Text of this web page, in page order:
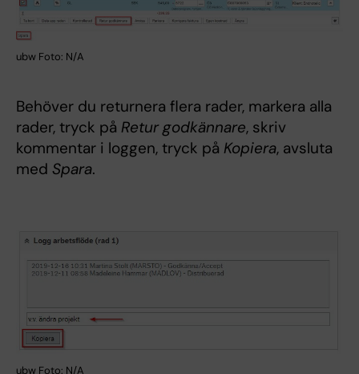
ubw Foto: N/A
Behöver du returnera flera rader, markera alla
rader, tryck på Retur godkännare, skriv
kommentar i loggen, tryck på Kopiera, avsluta
med Spara.
ubw Foto: N/A